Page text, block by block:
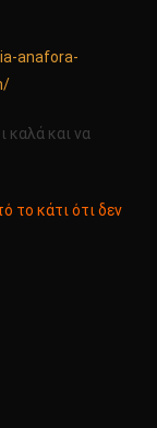
anafora-
καλά και να
το κάτι ότι δεν